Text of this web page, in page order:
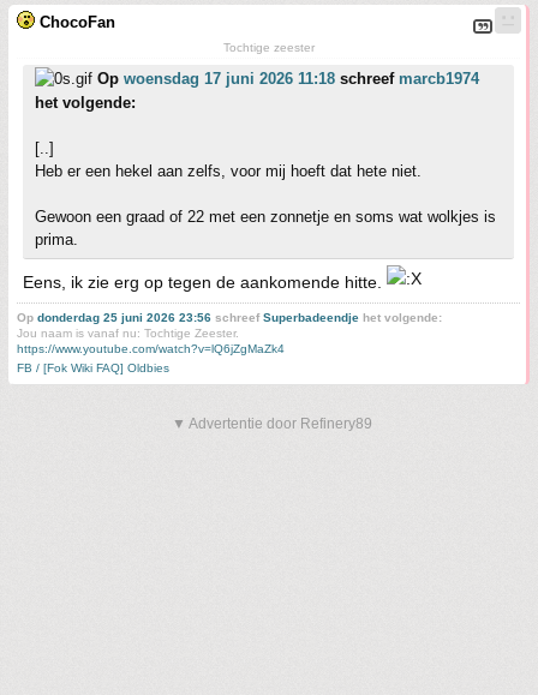
ChocoFan
Tochtige zeester
Op woensdag 17 juni 2026 11:18 schreef marcb1974
het volgende:
[..]
Heb er een hekel aan zelfs, voor mij hoeft dat hete niet.
Gewoon een graad of 22 met een zonnetje en soms wat wolkjes is
prima.
Eens, ik zie erg op tegen de aankomende hitte.
Op donderdag 25 juni 2026 23:56 schreefSuperbadeendje het volgende:
Jou naam is vanaf nu: Tochtige Zeester.
https://www.youtube.com/watch?v=lQ6jZgMaZk4
FB / [Fok Wiki FAQ] Oldbies
▼ Advertentie door Refinery89